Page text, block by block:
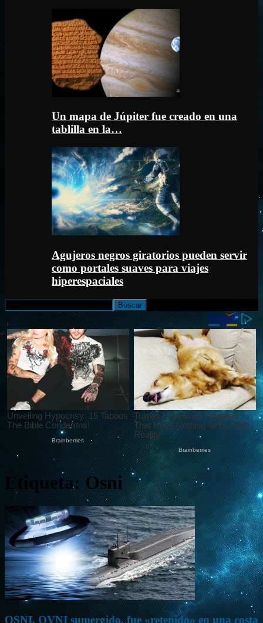
Un mapa de Júpiter fue creado en una
tablilla en la…
Agujeros negros giratorios pueden servir
como portales suaves para viajes
hiperespaciales
Etiqueta: Osni
OSNI, OVNI sumergido, fue «retenido» en una costa